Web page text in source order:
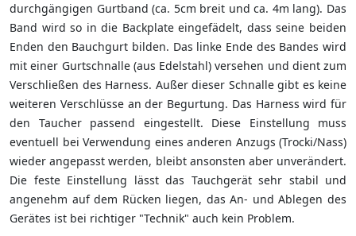
durchgängigen Gurtband (ca. 5cm breit und ca. 4m lang). Das
Band wird so in die Backplate eingefädelt, dass seine beiden
Enden den Bauchgurt bilden. Das linke Ende des Bandes wird
mit einer Gurtschnalle (aus Edelstahl) versehen und dient zum
Verschließen des Harness. Außer dieser Schnalle gibt es keine
weiteren Verschlüsse an der Begurtung. Das Harness wird für
den Taucher passend eingestellt. Diese Einstellung muss
eventuell bei Verwendung eines anderen Anzugs (Trocki/Nass)
wieder angepasst werden, bleibt ansonsten aber unverändert.
Die feste Einstellung lässt das Tauchgerät sehr stabil und
angenehm auf dem Rücken liegen, das An- und Ablegen des
Gerätes ist bei richtiger "Technik" auch kein Problem.